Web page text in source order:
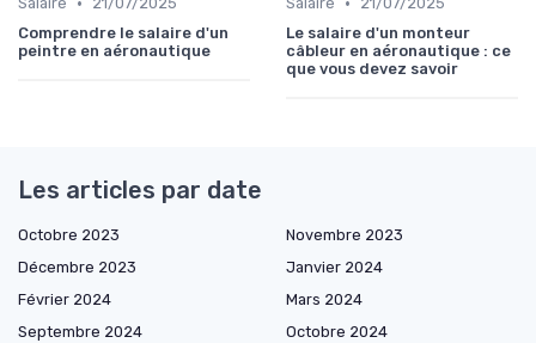
Comprendre le salaire d'un
peintre en aéronautique
Le salaire d'un monteur
câbleur en aéronautique : ce
que vous devez savoir
Les articles par date
Octobre 2023
Novembre 2023
Décembre 2023
Janvier 2024
Février 2024
Mars 2024
Septembre 2024
Octobre 2024